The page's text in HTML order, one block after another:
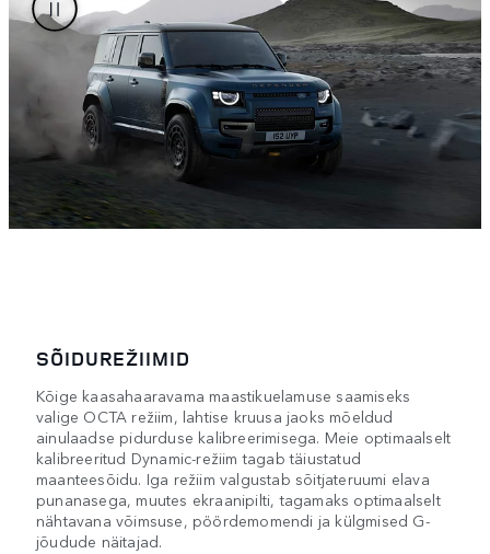
SÕIDUREŽIIMID
Kõige kaasahaaravama maastikuelamuse saamiseks
valige OCTA režiim, lahtise kruusa jaoks mõeldud
ainulaadse pidurduse kalibreerimisega. Meie optimaalselt
kalibreeritud Dynamic-režiim tagab täiustatud
maanteesõidu. Iga režiim valgustab sõitjateruumi elava
punanasega, muutes ekraanipilti, tagamaks optimaalselt
nähtavana võimsuse, pöördemomendi ja külgmised G-
jõudude näitajad.